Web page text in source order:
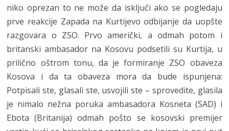
niko oprezan to ne može da isključi ako se pogledaju
prve reakcije Zapada na Kurtijevo odbijanje da uopšte
razgovara o ZSO. Prvo američki, a odmah potom i
britanski ambasador na Kosovu podsetili su Kurtija, u
prilično oštrom tonu, da je formiranje ZSO obaveza
Kosova i da ta obaveza mora da bude ispunjena:
Potpisali ste, glasali ste, usvojili ste – sprovedite, glasila
je nimalo nežna poruka ambasadora Kosneta (SAD) i
Ebota (Britanija) odmah pošto se kosovski premijer